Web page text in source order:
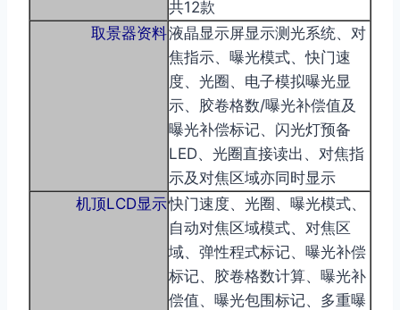
共12款
取景器资料液晶显示屏显示测光系统、对
焦指示、曝光模式、快门速
度、光圈、电子模拟曝光显
示、胶卷格数/曝光补偿值及
曝光补偿标记、闪光灯预备
LED、光圈直接读出、对焦指
示及对焦区域亦同时显示
机顶LCD显示快门速度、光圈、曝光模式、
自动对焦区域模式、对焦区
域、弹性程式标记、曝光补偿
标记、胶卷格数计算、曝光补
偿值、曝光包围标记、多重曝